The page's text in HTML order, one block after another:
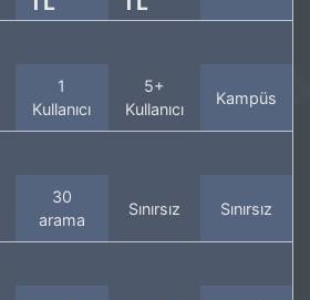
1
Kullanıcı
5+
Kullanıcı
Kampüs
30
arama
Sınırsız Sınırsız